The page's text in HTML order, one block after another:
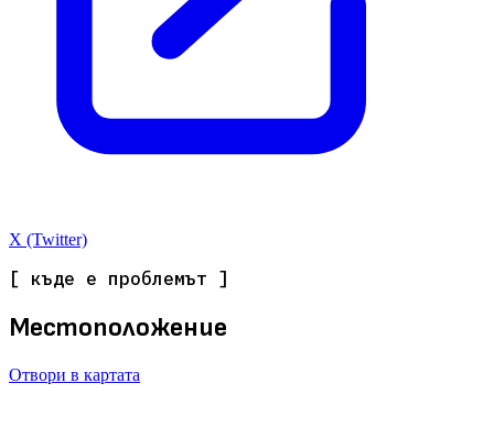
X (Twitter)
[ къде е проблемът ]
Местоположение
Отвори в картата